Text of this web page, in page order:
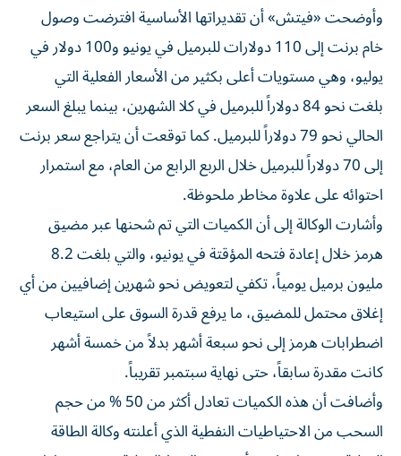
وأوضحت «فيتش» أن تقديراتها الأساسية افترضت وصول
خام برنت إلى 110 دولارات للبرميل في يونيو و100 دولار في
يوليو، وهي مستويات أعلى بكثير من الأسعار الفعلية التي
بلغت نحو 84 دولاراً للبرميل في كلا الشهرين، بينما يبلغ السعر
الحالي نحو 79 دولاراً للبرميل. كما توقعت أن يتراجع سعر برنت
إلى 70 دولاراً للبرميل خلال الربع الرابع من العام، مع استمرار
احتوائه على علاوة مخاطر ملحوظة.
وأشارت الوكالة إلى أن الكميات التي تم شحنها عبر مضيق
هرمز خلال إعادة فتحه المؤقتة في يونيو، والتي بلغت 8.2
مليون برميل يومياً، تكفي لتعويض نحو شهرين إضافيين من أي
إغلاق محتمل للمضيق، ما يرفع قدرة السوق على استيعاب
اضطرابات هرمز إلى نحو سبعة أشهر بدلاً من خمسة أشهر
كانت مقدرة سابقاً، حتى نهاية سبتمبر تقريباً.
وأضافت أن هذه الكميات تعادل أكثر من 50 % من حجم
السحب من الاحتياطيات النفطية الذي أعلنته وكالة الطاقة